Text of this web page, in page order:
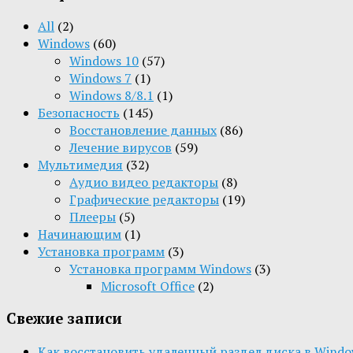
All (2)
Windows (60)
Windows 10 (57)
Windows 7 (1)
Windows 8/8.1 (1)
Безопасность (145)
Восстановление данных (86)
Лечение вирусов (59)
Мультимедия (32)
Aудио видео редакторы (8)
Графические редакторы (19)
Плееры (5)
Начинающим (1)
Установка программ (3)
Установка программ Windows (3)
Microsoft Office (2)
Свежие записи